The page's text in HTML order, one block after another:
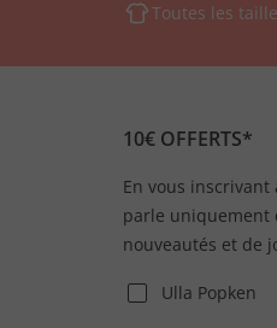
Toutes les
10€ OFFERTS*
En vous
parle uniquement
nouveautés et de
Ulla Popken